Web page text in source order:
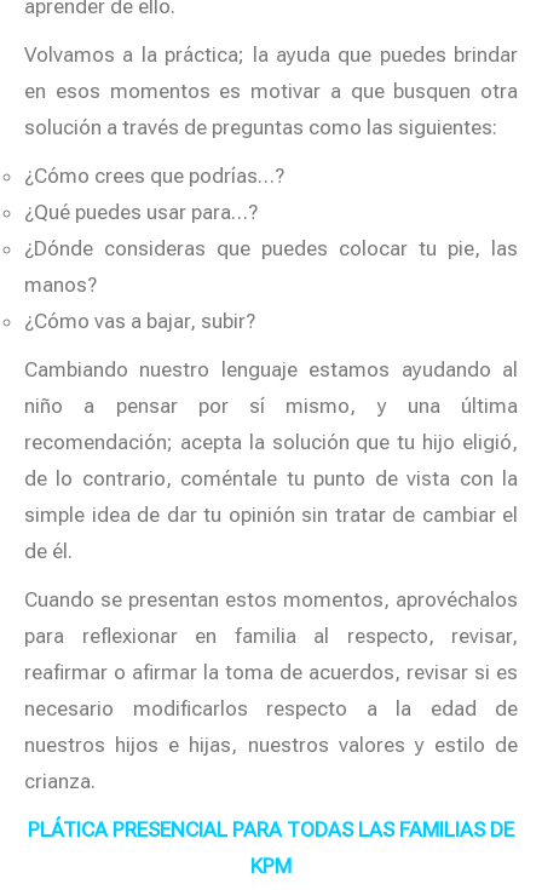
aprender de ello.
Volvamos a la práctica; la ayuda que puedes brindar
en esos momentos es motivar a que busquen otra
solución a través de preguntas como las siguientes:
¿Cómo crees que podrías…?
¿Qué puedes usar para…?
¿Dónde consideras que puedes colocar tu pie, las
manos?
¿Cómo vas a bajar, subir?
Cambiando nuestro lenguaje estamos ayudando al
niño a pensar por sí mismo, y una última
recomendación; acepta la solución que tu hijo eligió,
de lo contrario, coméntale tu punto de vista con la
simple idea de dar tu opinión sin tratar de cambiar el
de él.
Cuando se presentan estos momentos, aprovéchalos
para reflexionar en familia al respecto, revisar,
reafirmar o afirmar la toma de acuerdos, revisar si es
necesario modificarlos respecto a la edad de
nuestros hijos e hijas, nuestros valores y estilo de
crianza.
PLÁTICA PRESENCIAL PARA TODAS LAS FAMILIAS DE
KPM